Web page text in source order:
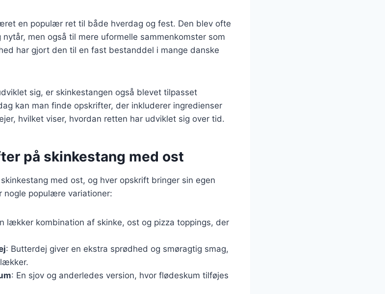
en populær ret til både hverdag og fest. Den blev ofte
men også til mere uformelle sammenkomster som
har gjort den til en fast bestanddel i mange danske
sig, er skinkestangen også blevet tilpasset
kan man finde opskrifter, der inkluderer ingredienser
hvilket viser, hvordan retten har udviklet sig over tid.
på skinkestang med ost
med ost, og hver opskrift bringer sin egen
nogle populære variationer:
lækker kombination af skinke, ost og pizza toppings, der
: Butterdej giver en ekstra sprødhed og smøragtig smag,
: En sjov og anderledes version, hvor flødeskum tilføjes